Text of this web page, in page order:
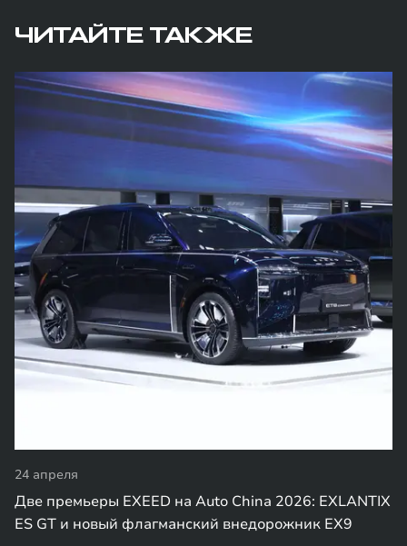
ЧИТАЙТЕ ТАКЖЕ
24 апреля
Две премьеры EXEED на Auto China 2026: EXLANTIX
ES GT и новый флагманский внедорожник EX9